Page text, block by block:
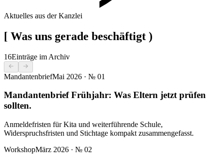
Aktuelles aus der Kanzlei
[ Was uns gerade beschäftigt )
16Einträge im Archiv
MandantenbriefMai 2026 · № 01
Mandantenbrief Frühjahr: Was Eltern jetzt prüfen
sollten.
Anmeldefristen für Kita und weiterführende Schule,
Widerspruchsfristen und Stichtage kompakt zusammengefasst.
WorkshopMärz 2026 · № 02